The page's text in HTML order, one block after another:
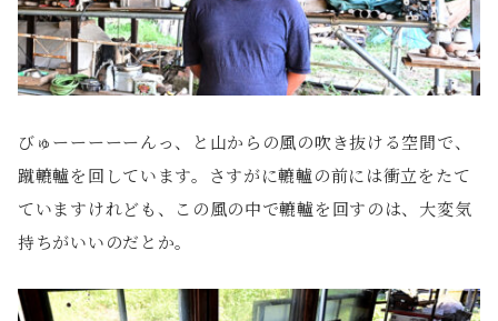
びゅーーーーーんっ、と山からの風の吹き抜ける空間で、
蹴轆轤を回しています。さすがに轆轤の前には衝立をたて
ていますけれども、この風の中で轆轤を回すのは、大変気
持ちがいいのだとか。